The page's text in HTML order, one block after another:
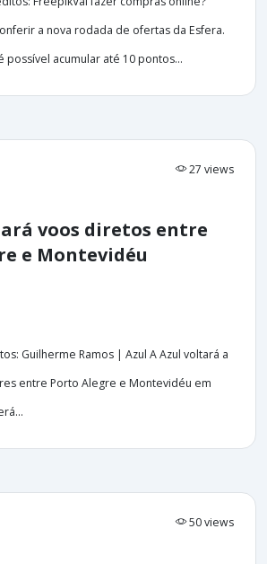
a nova rodada de ofertas da Esfera.
possível acumular até 10 pontos...
27 views
voos diretos entre
e Montevidéu
Guilherme Ramos | Azul A Azul voltará a
entre Porto Alegre e Montevidéu em
50 views